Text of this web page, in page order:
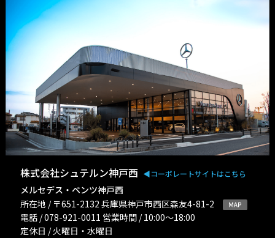
株式会社シュテルン神戸西 ◀︎コーポレートサイトはこちら
メルセデス・ベンツ神戸西
所在地 / 〒651-2132 兵庫県神戸市西区森友4-81-2
電話 / 078-921-0011 営業時間 / 10:00〜18:00
定休日 / 火曜日・水曜日